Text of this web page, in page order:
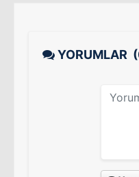
YORUMLAR